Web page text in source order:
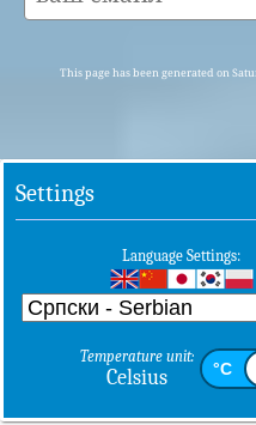
This page has been generated on
Settings
Language Settings:
Temperature unit:
Celsius